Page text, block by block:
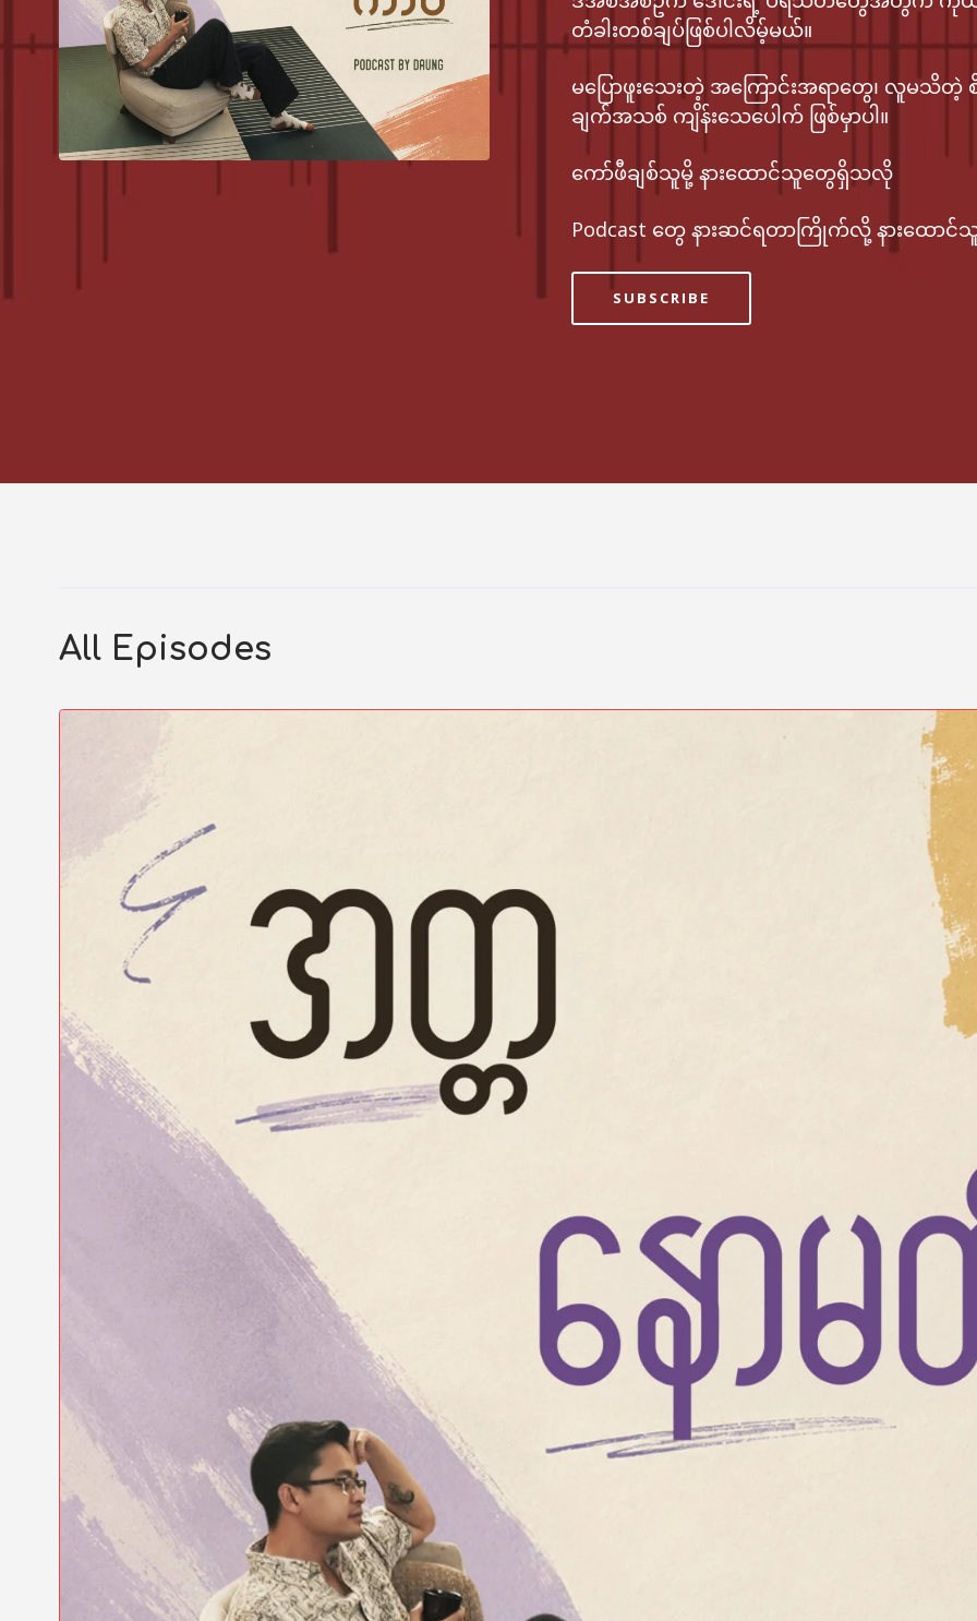
တံခါးတစ်ချပ်ဖြစ်ပါလိမ့်မယ်။
မပြောဖူးသေးတဲ့ အကြောင်းအရာတွေ၊ လူမသိ
ချက်အသစ် ကျိန်းသေပေါက် ဖြစ်မှာပါ။
ကော်ဖီချစ်သူမို့ နားထောင်သူတွေရှိသလို
Podcast တွေ နားဆင်ရတာကြိုက်လို့ နားထော
SUBSCRIBE
All Episodes